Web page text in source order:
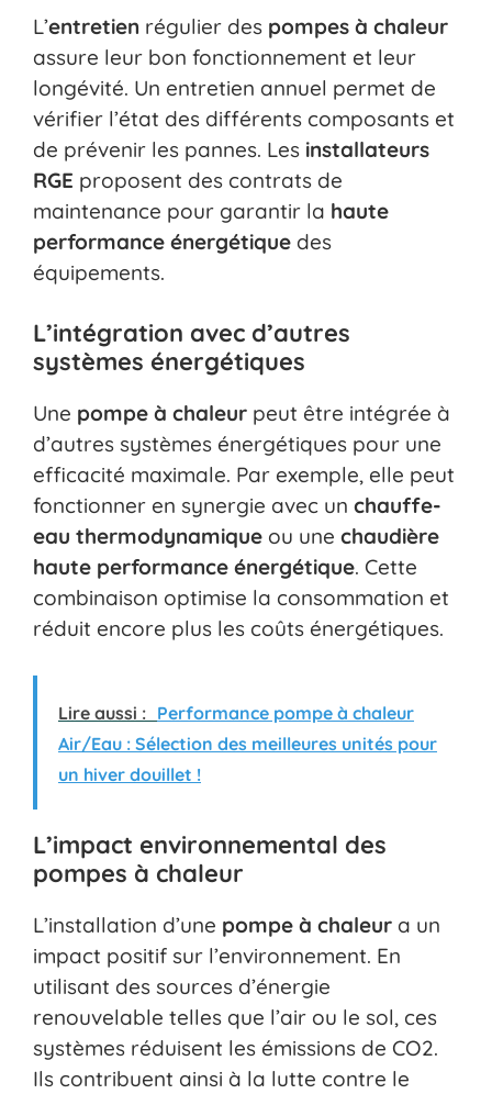
L’entretien régulier des pompes à chaleur
assure leur bon fonctionnement et leur
longévité. Un entretien annuel permet de
vérifier l’état des différents composants et
de prévenir les pannes. Les installateurs
RGE proposent des contrats de
maintenance pour garantir la haute
performance énergétique des
équipements.
L’intégration avec d’autres
systèmes énergétiques
Une pompe à chaleur peut être intégrée à
d’autres systèmes énergétiques pour une
efficacité maximale. Par exemple, elle peut
fonctionner en synergie avec un chauffe-
eau thermodynamique ou une chaudière
haute performance énergétique. Cette
combinaison optimise la consommation et
réduit encore plus les coûts énergétiques.
Lire aussi : Performance pompe à chaleur
Air/Eau : Sélection des meilleures unités pour
un hiver douillet !
L’impact environnemental des
pompes à chaleur
L’installation d’une pompe à chaleur a un
impact positif sur l’environnement. En
utilisant des sources d’énergie
renouvelable telles que l’air ou le sol, ces
systèmes réduisent les émissions de CO2.
Ils contribuent ainsi à la lutte contre le